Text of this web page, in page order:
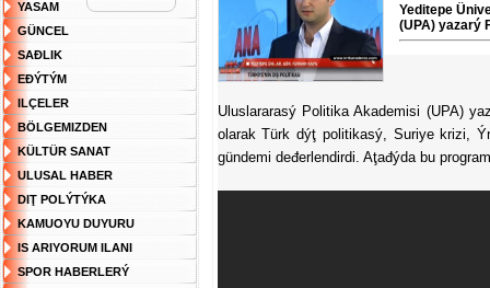
Yeditepe
(UPA) yazarý
Uluslararasý Politika Akademisi (UPA)
olarak Türk dýţ politikasý, Suriye krizi,
gündemi deđerlendirdi. Aţađýda bu
YASAM
GÜNCEL
SAĐLIK
EĐÝTÝM
ILÇELER
BÖLGEMIZDEN
KÜLTÜR SANAT
ULUSAL HABER
DIŢ POLÝTÝKA
KAMUOYU DUYURU
IS ARIYORUM ILANI
SPOR HABERLERÝ